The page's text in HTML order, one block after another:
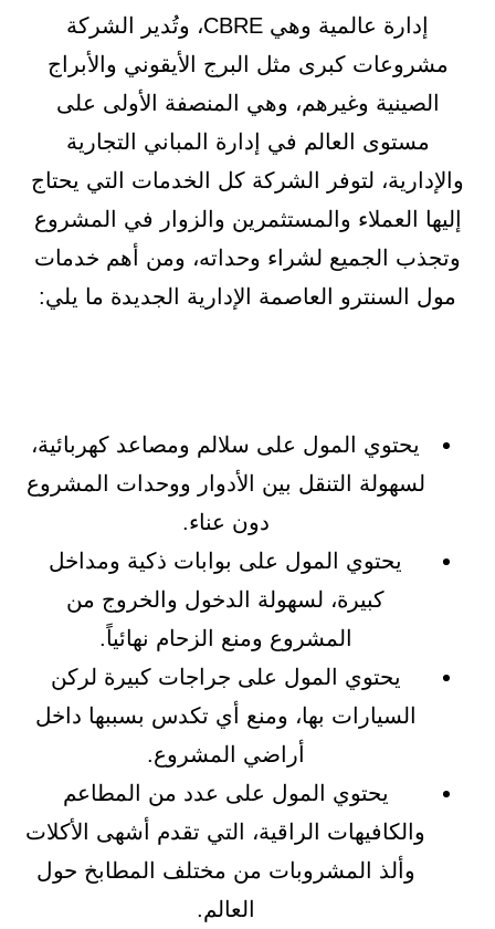
إدارة عالمية وهي CBRE، وتُدير الشركة
مشروعات كبرى مثل البرج الأيقوني والأبراج
الصينية وغيرهم، وهي المنصفة الأولى على
مستوى العالم في إدارة المباني التجارية
والإدارية، لتوفر الشركة كل الخدمات التي يحتاج
إليها العملاء والمستثمرين والزوار في المشروع
وتجذب الجميع لشراء وحداته، ومن أهم خدمات
مول السنترو العاصمة الإدارية الجديدة ما يلي:
يحتوي المول على سلالم ومصاعد كهربائية،
لسهولة التنقل بين الأدوار ووحدات المشروع
دون عناء.
يحتوي المول على بوابات ذكية ومداخل
كبيرة، لسهولة الدخول والخروج من
المشروع ومنع الزحام نهائياً.
يحتوي المول على جراجات كبيرة لركن
السيارات بها، ومنع أي تكدس بسببها داخل
أراضي المشروع.
يحتوي المول على عدد من المطاعم
والكافيهات الراقية، التي تقدم أشهى الأكلات
وألذ المشروبات من مختلف المطابخ حول
العالم.